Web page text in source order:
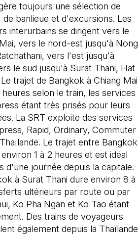
toujours une sélection de
banlieue et d'excursions. Les
interurbains se dirigent vers le
vers le nord-est jusqu'à Nong
vers l'est jusqu'à
le sud jusqu'à Surat Thani, Hat
trajet de Bangkok à Chiang Mai
selon le train, les services
étant très prisés pour leurs
La SRT exploite des services
Rapid, Ordinary, Commuter
Le trajet entre Bangkok
1 à 2 heures et est idéal
d'une journée depuis la capitale.
à Surat Thani dure environ 8 à
ultérieurs par route ou par
Ko Pha Ngan et Ko Tao étant
Des trains de voyageurs
également depuis la Thaïlande